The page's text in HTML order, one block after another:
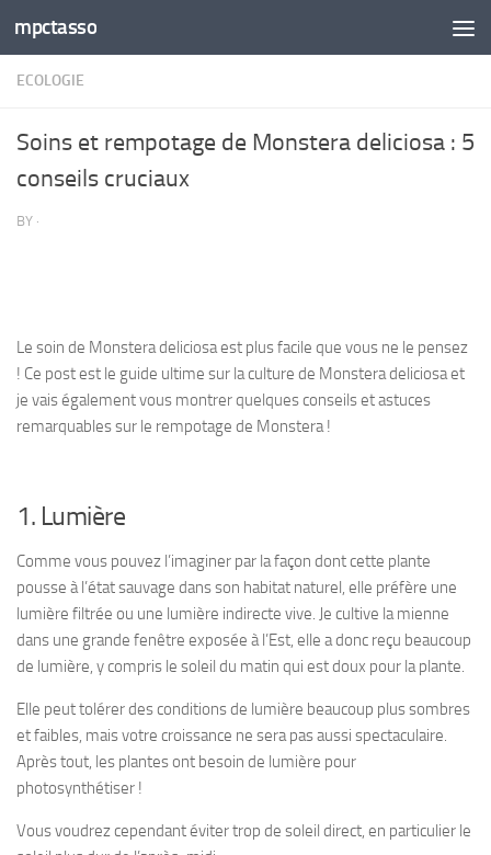
Skip to content
mpctasso
ECOLOGIE
Soins et rempotage de Monstera deliciosa : 5
conseils cruciaux
BY ·
Le soin de Monstera deliciosa est plus facile que vous ne le pensez
! Ce post est le guide ultime sur la culture de Monstera deliciosa et
je vais également vous montrer quelques conseils et astuces
remarquables sur le rempotage de Monstera !
1. Lumière
Comme vous pouvez l’imaginer par la façon dont cette plante
pousse à l’état sauvage dans son habitat naturel, elle préfère une
lumière filtrée ou une lumière indirecte vive. Je cultive la mienne
dans une grande fenêtre exposée à l’Est, elle a donc reçu beaucoup
de lumière, y compris le soleil du matin qui est doux pour la plante.
Elle peut tolérer des conditions de lumière beaucoup plus sombres
et faibles, mais votre croissance ne sera pas aussi spectaculaire.
Après tout, les plantes ont besoin de lumière pour
photosynthétiser !
Vous voudrez cependant éviter trop de soleil direct, en particulier le